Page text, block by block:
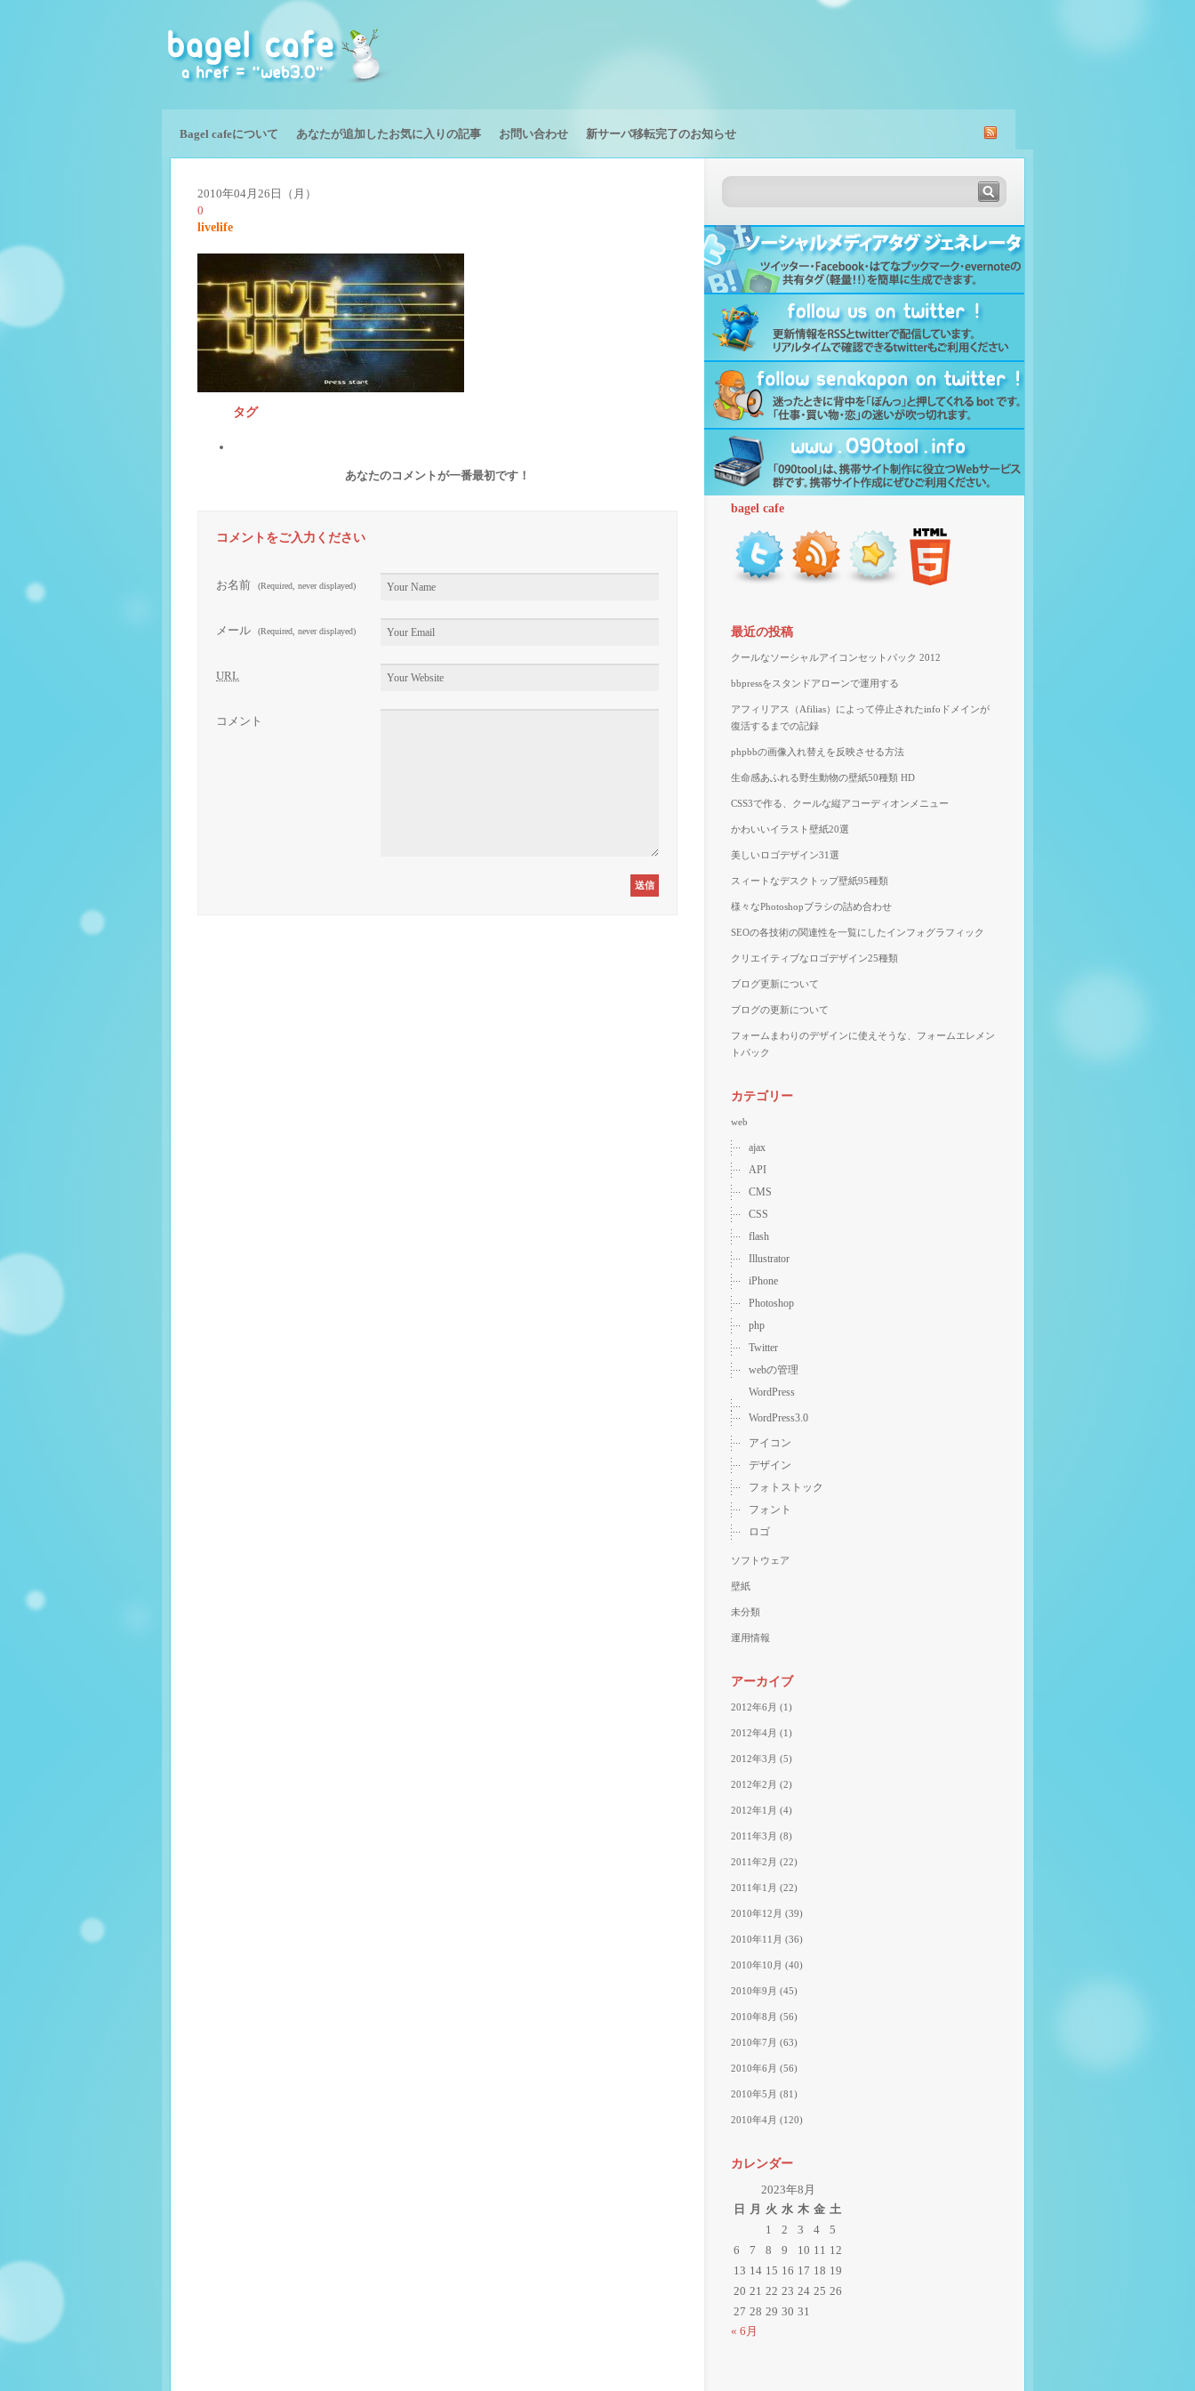
Bagel cafeについて あなたが追加したお気に入りの記事 お問い合わせ 新サーバ移転完了のお知らせ
2010年04月26日（月）
0
livelife
タグ
あなたのコメントが一番最初です！
コメントをご入力ください
お名前 (Required, never displayed)
メール (Required, never displayed)
URL
コメント
bagel cafe
最近の投稿
クールなソーシャルアイコンセットパック 2012
bbpressをスタンドアローンで運用する
アフィリアス（Afilias）によって停止されたinfoドメインが
復活するまでの記録
phpbbの画像入れ替えを反映させる方法
生命感あふれる野生動物の壁紙50種類 HD
CSS3で作る、クールな縦アコーディオンメニュー
かわいいイラスト壁紙20選
美しいロゴデザイン31選
スィートなデスクトップ壁紙95種類
様々なPhotoshopブラシの詰め合わせ
SEOの各技術の関連性を一覧にしたインフォグラフィック
クリエイティブなロゴデザイン25種類
ブログ更新について
ブログの更新について
フォームまわりのデザインに使えそうな、フォームエレメン
トパック
カテゴリー
web
ajax
API
CMS
CSS
flash
Illustrator
iPhone
Photoshop
php
Twitter
webの管理
WordPress
WordPress3.0
アイコン
デザイン
フォトストック
フォント
ロゴ
ソフトウェア
壁紙
未分類
運用情報
アーカイブ
2012年6月 (1)
2012年4月 (1)
2012年3月 (5)
2012年2月 (2)
2012年1月 (4)
2011年3月 (8)
2011年2月 (22)
2011年1月 (22)
2010年12月 (39)
2010年11月 (36)
2010年10月 (40)
2010年9月 (45)
2010年8月 (56)
2010年7月 (63)
2010年6月 (56)
2010年5月 (81)
2010年4月 (120)
カレンダー
2023年8月
日
月 火 水 木 金 土
1
2 3 4
5
6
7 8 9 10 11 12
13 14 15 16 17 18 19
20 21 22 23 24 25 26
27 28 29 30 31
« 6月